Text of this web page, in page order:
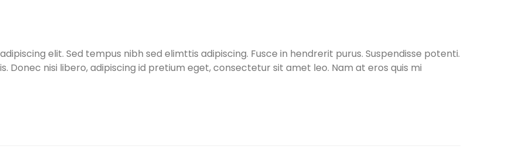
elit. Sed tempus nibh sed elimttis adipiscing. Fusce in hendrerit purus. Suspendisse potenti.
Donec nisi libero, adipiscing id pretium eget, consectetur sit amet leo. Nam at eros quis mi